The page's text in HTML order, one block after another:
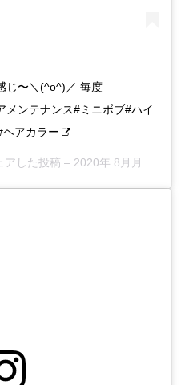
じ〜＼(^o^)／ 毎度
メンテナンス#ミニボブ#ハイ
アカラー
アした投稿 – 2020年 8月月16日午後5時09分PDT